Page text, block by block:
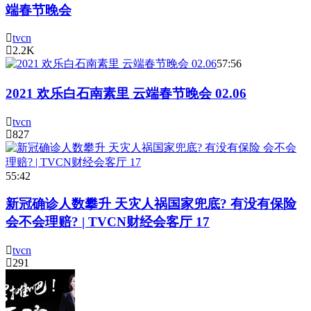
端春节晚会
tvcn
2.2K
57:56
2021 欢乐白石南素里 云端春节晚会 02.06
tvcn
827
55:42
新冠确诊人数攀升 天灾人祸国家兜底? 有没有保险
会不会理赔? | TVCN财经会客厅 17
tvcn
291